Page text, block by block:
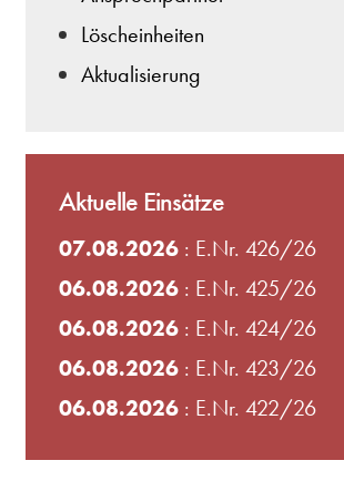
Löscheinheiten
Aktualisierung
Aktuelle Einsätze
07.08.2026: E.Nr. 426/26
06.08.2026: E.Nr. 425/26
06.08.2026: E.Nr. 424/26
06.08.2026: E.Nr. 423/26
06.08.2026: E.Nr. 422/26